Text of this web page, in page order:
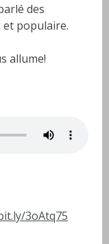
des
et populaire.
allume!
3oAtq75